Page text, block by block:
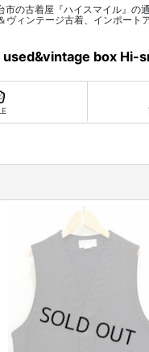
市の古着屋『ハイスマイル』の
ヴィンテージ古着、インポート
used&vintage box Hi-